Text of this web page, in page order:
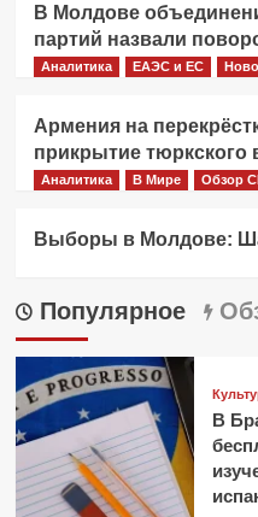
В Молдове
партий назвали
Аналитика ЕАЭС и ЕС
Армения на
прикрытие тюркского
Аналитика В Мире Обзор
Выборы в Молдове:
Популярное
В